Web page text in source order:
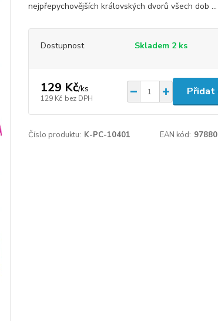
nejpřepychovějších královských dvorů všech dob ...
Dostupnost Skladem 2 ks
129 Kč/ks
129 Kč bez DPH
Přidat
Číslo produktu: K-PC-10401 EAN kód: